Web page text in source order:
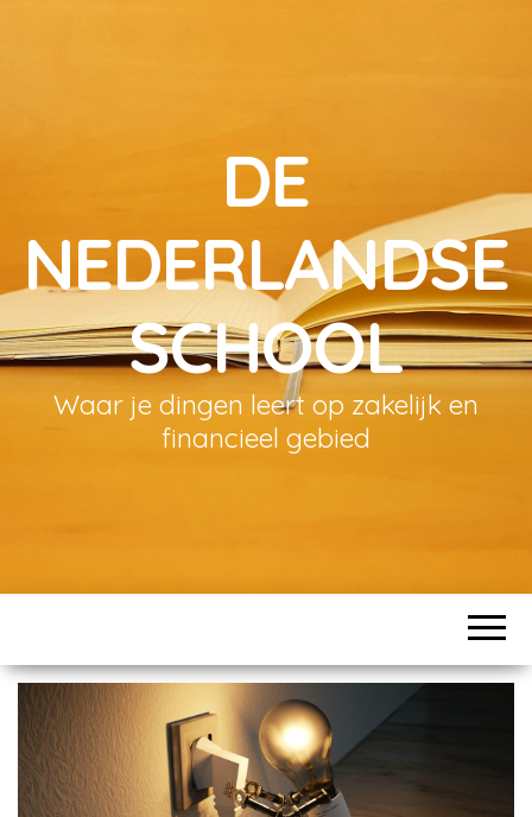
DE
NEDERLANDSE
SCHOOL
Waar je dingen leert op zakelijk en
financieel gebied